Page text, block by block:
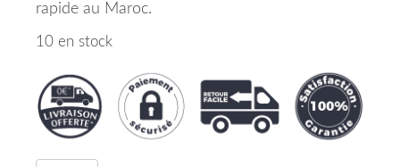
rapide au Maroc.
10 en stock